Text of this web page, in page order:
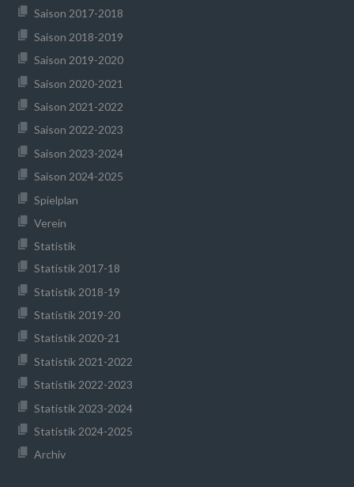
Saison 2017-2018
Saison 2018-2019
Saison 2019-2020
Saison 2020-2021
Saison 2021-2022
Saison 2022-2023
Saison 2023-2024
Saison 2024-2025
Spielplan
Verein
Statistik
Statistik 2017-18
Statistik 2018-19
Statistik 2019-20
Statistik 2020-21
Statistik 2021-2022
Statistik 2022-2023
Statistik 2023-2024
Statistik 2024-2025
Archiv